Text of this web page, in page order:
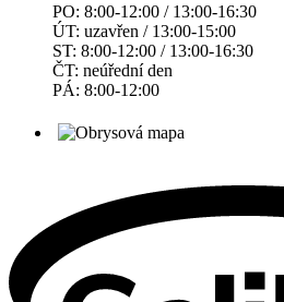
PO: 8:00-12:00 / 13:00-16:30
ÚT: uzavřen / 13:00-15:00
ST: 8:00-12:00 / 13:00-16:30
ČT: neúřední den
PÁ: 8:00-12:00